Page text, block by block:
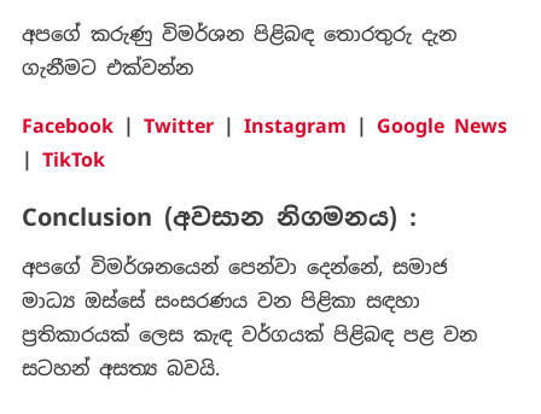
අපගේ කරුණු විමර්ශන පිළිබඳ තොරතුරු දැන
ගැනීමට එක්වන්න
Facebook| Twitter| Instagram | Google News
| TikTok
Conclusion (අවසාන නිගමනය) :
අපගේ විමර්ශනයෙන් පෙන්වා දෙන්නේ, සමාජ
මාධ්‍ය ඔස්සේ සංසරණය වන පිළිකා සඳහා
ප්‍රතිකාරයක් ලෙස කැඳ වර්ගයක් පිළිබඳ පළ වන
සටහන් අසත්‍ය බවයි.